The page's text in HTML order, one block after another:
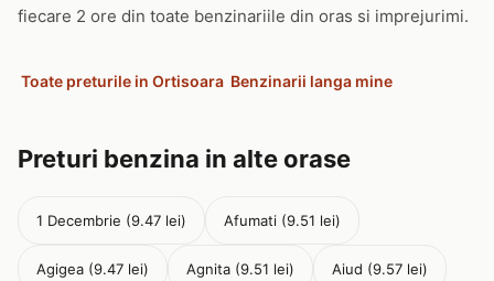
fiecare 2 ore din toate benzinariile din oras si imprejurimi.
Toate preturile in Ortisoara Benzinarii langa mine
Preturi benzina in alte orase
1 Decembrie (9.47 lei) Afumati (9.51 lei)
Agigea (9.47 lei) Agnita (9.51 lei) Aiud (9.57 lei)